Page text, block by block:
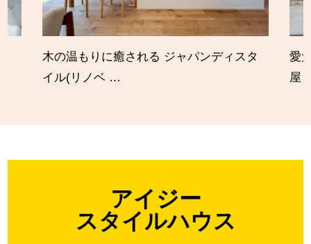
木の温もりに癒される ジャパンディスタ
イル(リノベ …
愛
屋
アイジー
スタイルハウス